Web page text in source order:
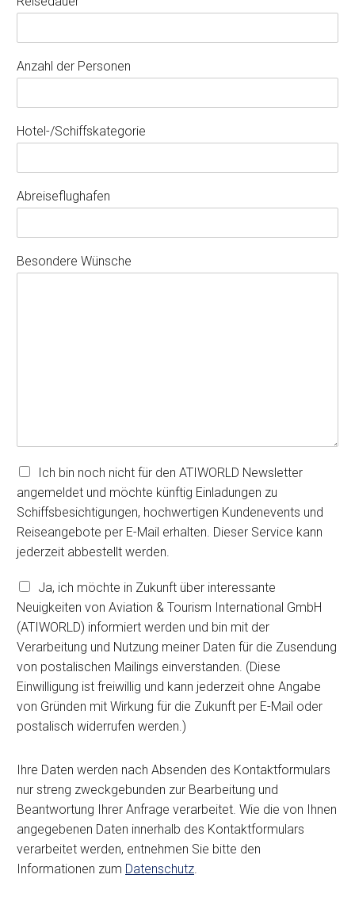
Anzahl der Personen
Hotel-/Schiffskategorie
Abreiseflughafen
Besondere Wünsche
N
w
s
l
e
t
e
r
A
b
Ich bin noch nicht für den ATIWORLD Newsletter
angemeldet und möchte künftig Einladungen zu
Schiffsbesichtigungen, hochwertigen Kundenevents und
Reiseangebote per E-Mail erhalten. Dieser Service kann
jederzeit abbestellt werden.
V
e
r
a
r
b
e
i
t
u
u
n
d
u
t
z
Ja, ich möchte in Zukunft über interessante
Neuigkeiten von Aviation & Tourism International GmbH
(ATIWORLD) informiert werden und bin mit der
Verarbeitung und Nutzung meiner Daten für die Zusendung
von postalischen Mailings einverstanden. (Diese
Einwilligung ist freiwillig und kann jederzeit ohne Angabe
von Gründen mit Wirkung für die Zukunft per E-Mail oder
postalisch widerrufen werden.)
Ihre Daten werden nach Absenden des Kontaktformulars
nur streng zweckgebunden zur Bearbeitung und
Beantwortung Ihrer Anfrage verarbeitet. Wie die von Ihnen
angegebenen Daten innerhalb des Kontaktformulars
verarbeitet werden, entnehmen Sie bitte den
Informationen zum Datenschutz.